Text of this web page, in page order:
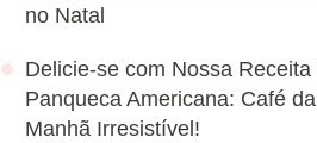
no Natal
Delicie-se com Nossa Receita
Panqueca Americana: Café da
Manhã Irresistível!